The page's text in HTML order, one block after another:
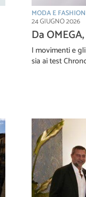
MODA E FASHION
24 GIUGNO 2026
Da
I movimenti e
sia ai test